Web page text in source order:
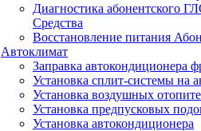
Диагностика абонентского
Средства
Восстановление питания
Автоклимат
Заправка автокондиционера
Установка сплит-системы на
Установка воздушных
Установка предпусковых
Установка автокондиционера